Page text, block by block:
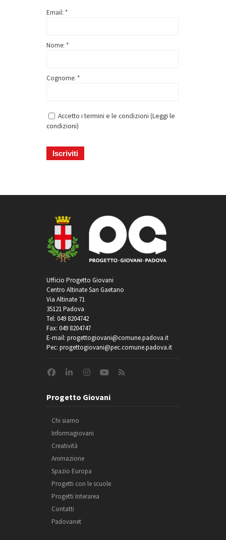
Email: *
Nome: *
Cognome: *
Accetto i termini e le condizioni (Leggi le
condizioni)
Ufficio Progetto Giovani
Centro Altinate San Gaetano
Via Altinate 71
35121 Padova
Tel: 049 8204742
Fax: 049 8204747
E-mail: progettogiovani@comune.padova.it
Pec: progettogiovani@pec.comune.padova.it
Progetto Giovani
Chi siamo
Informagiovani
Creatività
Animazione
Spazio Europa
Progetti con le scuole
Progetti Interarea
Contatti
Padovanet